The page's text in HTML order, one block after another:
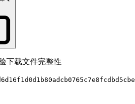
下载文件完整性